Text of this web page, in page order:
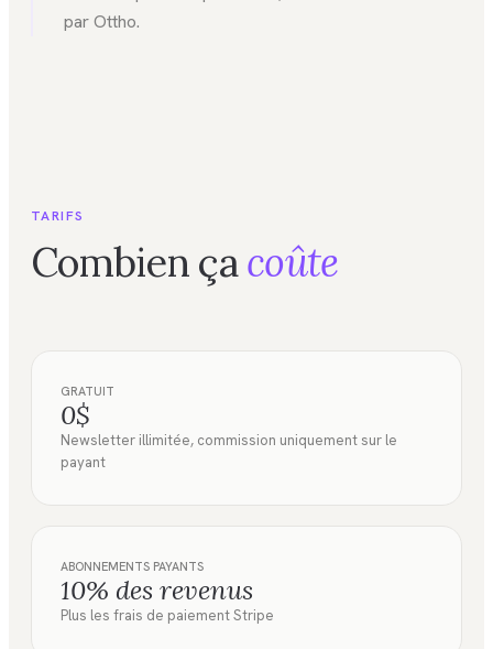
par Ottho.
TARIFS
Combien çacoûte
GRATUIT
0$
Newsletter illimitée, commission uniquement sur le
payant
ABONNEMENTS PAYANTS
10% des revenus
Plus les frais de paiement Stripe